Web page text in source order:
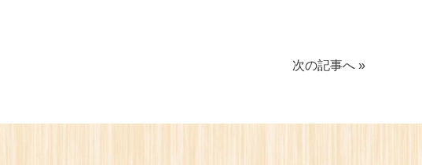
次の記事へ »